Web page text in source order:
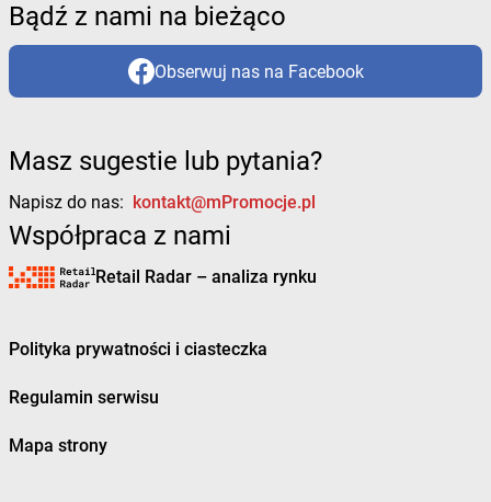
Bądź z nami na bieżąco
Obserwuj nas na Facebook
Masz sugestie lub pytania?
Napisz do nas: kontakt@mPromocje.pl
Współpraca z nami
Retail Radar – analiza rynku
Polityka prywatności i ciasteczka
Regulamin serwisu
Mapa strony